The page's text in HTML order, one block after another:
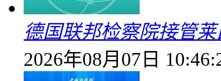
德国联邦检察院接管
2026年08月07日